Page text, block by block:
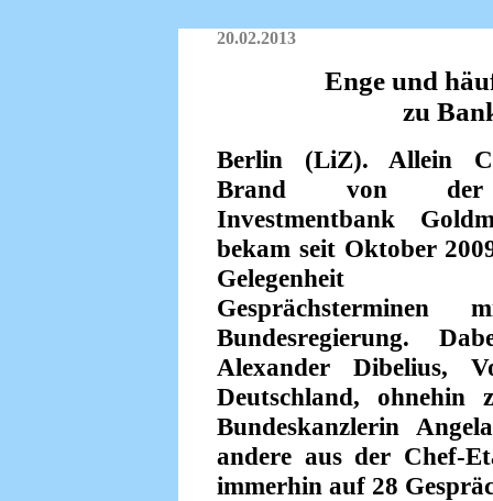
20.02.2013
Enge und
zu
Berlin (LiZ). Allein
Brand von
Investmentbank
bekam seit Oktober
Gesprächsterminen
Bundesregierung.
Alexander Dibelius,
Deutschland,
Bundeskanzlerin
andere aus der Chef-
immerhin auf 28